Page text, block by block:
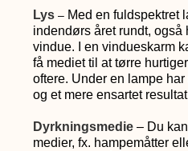
Lys – Med en fuldspektret
indendørs året rundt, også
vindue. I en vindueskarm
få mediet til at tørre
oftere. Under en lampe
og et mere ensartet
Dyrkningsmedie – Du
medier, fx. hampemåtter